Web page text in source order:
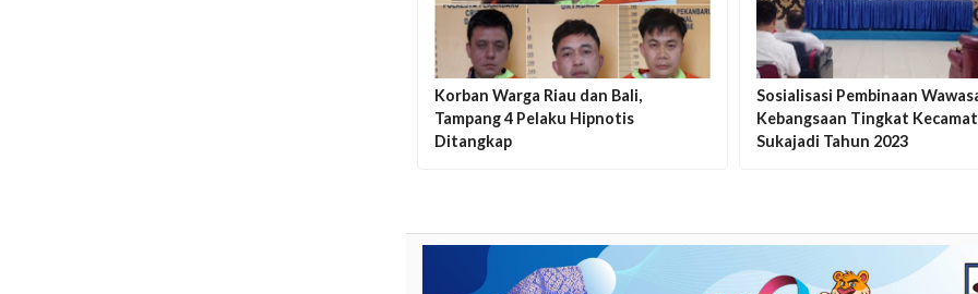
Korban Warga Riau dan Bali,
Tampang 4 Pelaku Hipnotis
Ditangkap
Sosialisasi Pembinaan
Kebangsaan Tingkat
Sukajadi Tahun 2023